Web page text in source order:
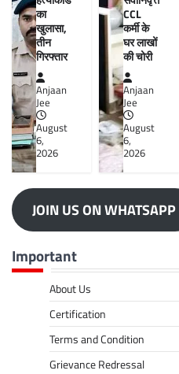
का
खुलासा,
तीन
गिरफ्तार
Anjaan
Jee
August
6,
2026
CCL
कर्मी के
घर लाखों
की चोरी
Anjaan
Jee
August
6,
2026
JOIN US ON WHATSAPP
Important
About Us
Certification
Terms and Condition
Grievance Redressal